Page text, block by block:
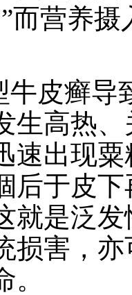
而营养
牛皮癣导
生高热
速出现
后于皮
就是泛
损害，